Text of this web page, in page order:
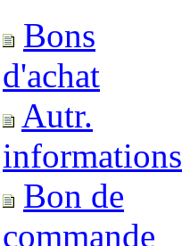
Bons
d'achat
Autr.
informations
Bon de
commande